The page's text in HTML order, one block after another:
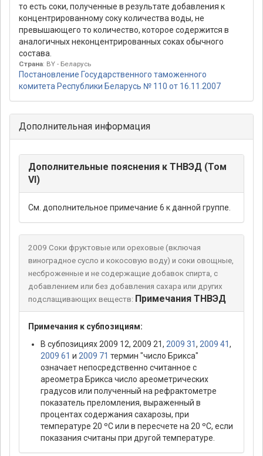
то есть соки, полученные в результате добавления к
концентрированному соку количества воды, не
превышающего то количество, которое содержится в
аналогичных неконцентрированных соках обычного
состава.
Страна: BY - Беларусь
Постановление Государственного таможенного
комитета Республики Беларусь № 110 от 16.11.2007
Дополнительная информация
Дополнительные пояснения к ТНВЭД (Том
VI)
См. дополнительное примечание 6 к данной группе.
2009 Соки фруктовые или ореховые (включая
виноградное сусло и кокосовую воду) и соки овощные,
несброженные и не содержащие добавок спирта, с
добавлением или без добавления сахара или других
подслащивающих веществ: Примечания ТНВЭД
Примечания к субпозициям:
В субпозициях 2009 12, 2009 21, 2009 31, 2009 41,
2009 61 и 2009 71 термин "число Брикса"
означает непосредственно считанное с
ареометра Брикса число ареометрических
градусов или полученный на рефрактометре
показатель преломления, выраженный в
процентах содержания сахарозы, при
температуре 20 ºС или в пересчете на 20 ºС, если
показания считаны при другой температуре.